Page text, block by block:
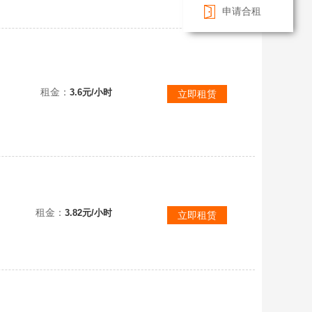
申请合租
租金： 3.6元/小时 立即租赁
租金： 3.82元/小时 立即租赁